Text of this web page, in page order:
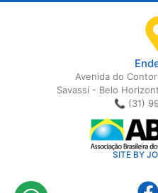
Avenida do
Savassi - Belo
📞 (31)
SITE BY